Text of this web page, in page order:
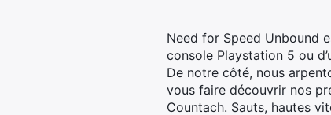
Need for Speed Unbound
console Playstation 5 ou
De notre côté, nous
vous faire découvrir nos
Countach. Sauts, hautes